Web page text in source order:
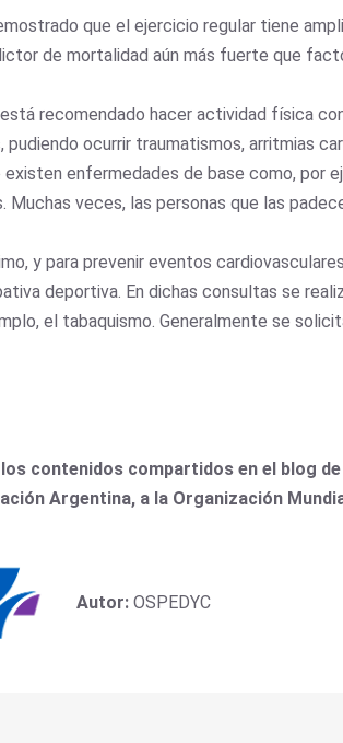
que el ejercicio regular tiene
de mortalidad aún más fuerte que
recomendado hacer actividad física
pudiendo ocurrir traumatismos, arritmias
existen enfermedades de base como, por
Muchas veces, las personas que las
y para prevenir eventos
deportiva. En dichas consultas se
el tabaquismo. Generalmente se
contenidos compartidos en el blog
Argentina, a la Organización
Autor: OSPEDYC